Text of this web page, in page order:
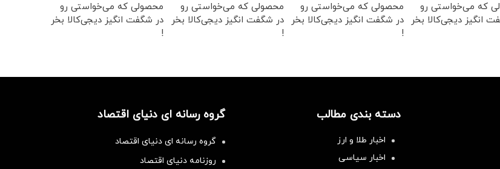
که می‌خواستی رو
انگیز دیجی‌کالا بخر
محصولی که می‌خواستی رو
در شگفت انگیز دیجی‌کالا بخر
!
محصولی که می‌خواستی رو
در شگفت انگیز دیجی‌کالا بخر
!
محصولی که می‌خواستی رو
در شگفت انگیز دیجی‌کالا بخر
!
دسته بندی مطالب
اخبار طلا و ارز
اخبار سیاسی
گروه رسانه ای دنیای اقتصاد
گروه رسانه ای دنیای اقتصاد
روزنامه دنیای اقتصاد